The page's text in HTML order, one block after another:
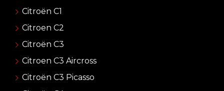
Citroën C1
Citroen C2
Citroën C3
Citroen C3 Aircross
Citroën C3 Picasso